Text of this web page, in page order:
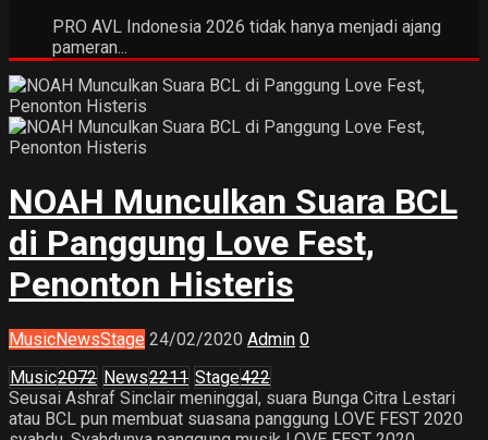
PRO AVL Indonesia 2026 tidak hanya menjadi ajang
pameran...
NOAH Munculkan Suara BCL
di Panggung Love Fest,
Penonton Histeris
MusicNewsStage 24/02/2020 Admin 0
Music2072 News2211 Stage422
Seusai Ashraf Sinclair meninggal, suara Bunga Citra Lestari
atau BCL pun membuat suasana panggung LOVE FEST 2020